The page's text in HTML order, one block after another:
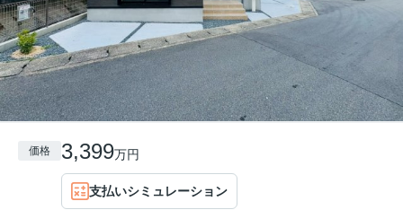
価格 3,399万円
支払いシミュレーション